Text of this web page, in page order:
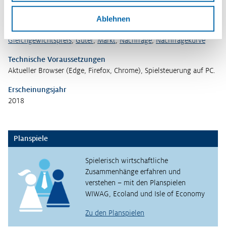
Ablehnen
Angebot,Angebotskurven,Gleichgewichtsmenge,
Gleichgewichtspreis,Güter,Markt,Nachfrage,Nachfragekurve
Technische Voraussetzungen
Aktueller Browser (Edge, Firefox, Chrome), Spielsteuerung auf PC.
Erscheinungsjahr
2018
Planspiele
Spielerisch wirtschaftliche
Zusammenhänge erfahren und
verstehen – mit den Planspielen
WIWAG, Ecoland und Isle of Economy
Zu den Planspielen